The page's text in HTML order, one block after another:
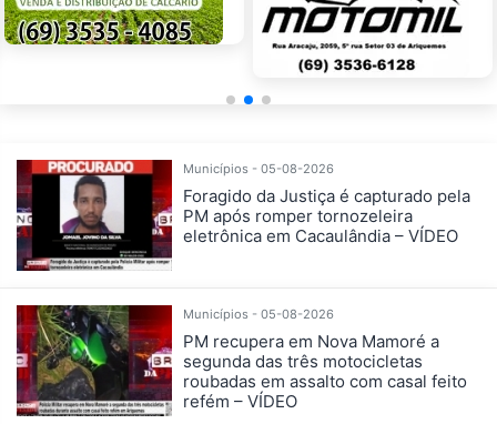
Municípios - 05-08-2026
Foragido da Justiça é capturado pela
PM após romper tornozeleira
eletrônica em Cacaulândia – VÍDEO
Municípios - 05-08-2026
PM recupera em Nova Mamoré a
segunda das três motocicletas
roubadas em assalto com casal feito
refém – VÍDEO